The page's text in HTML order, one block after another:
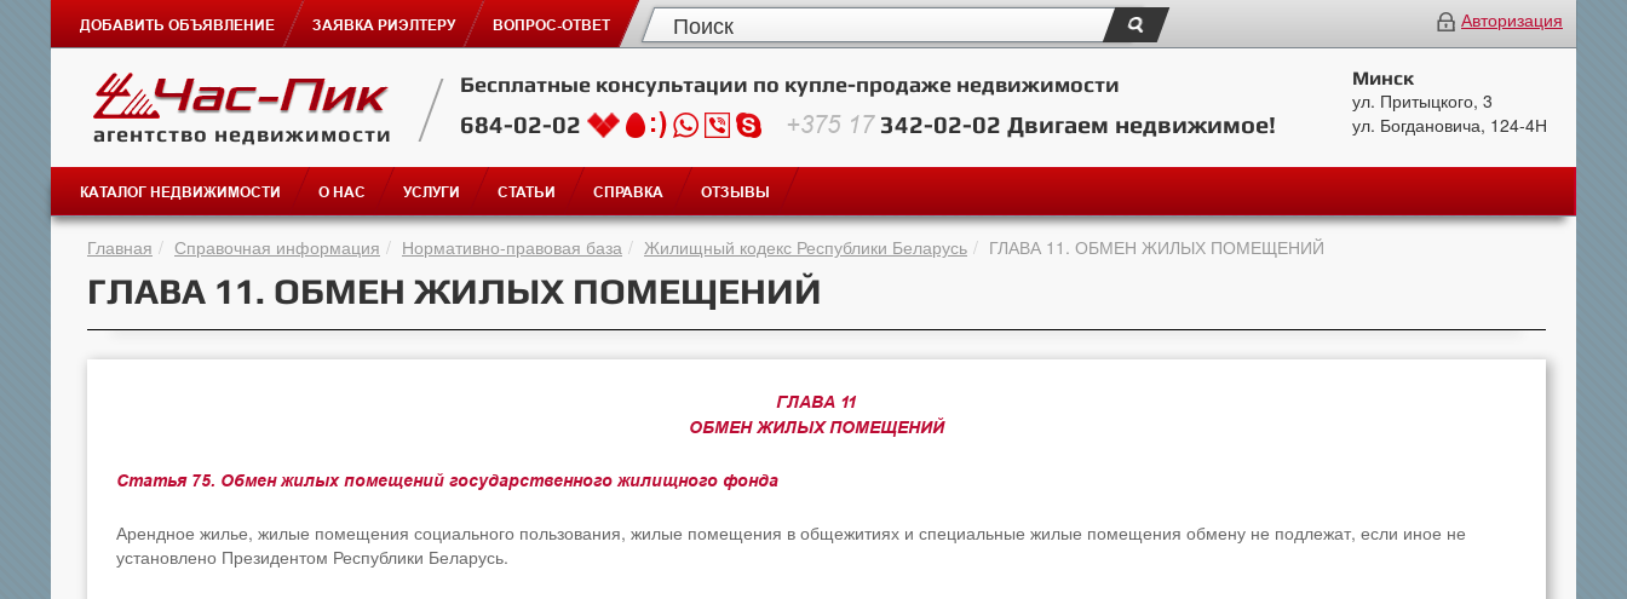
ДОБАВИТЬ ОБЪЯВЛЕНИЕ ЗАЯВКА РИЭЛТЕРУ ВОПРОС-ОТВЕТ Авторизация
агентство недвижимости
Бесплатные консультации по купле-продаже недвижимости
684-02-02 +375 17342-02-02 Двигаем недвижимое!
Минск
ул. Притыцкого, 3
ул. Богдановича, 124-4Н
КАТАЛОГ НЕДВИЖИМОСТИ О НАС УСЛУГИ СТАТЬИ СПРАВКА ОТЗЫВЫ
Главная Справочная информация Нормативно-правовая база Жилищный кодекс Республики Беларусь ГЛАВА 11. ОБМЕН ЖИЛЫХ ПОМЕЩЕНИЙ
ГЛАВА 11. ОБМЕН ЖИЛЫХ ПОМЕЩЕНИЙ
ГЛАВА 11
ОБМЕН ЖИЛЫХ ПОМЕЩЕНИЙ
Статья 75. Обмен жилых помещений государственного жилищного фонда
Арендное жилье, жилые помещения социального пользования, жилые помещения в общежитиях и специальные жилые помещения обмену не подлежат, если иное не
установлено Президентом Республики Беларусь.